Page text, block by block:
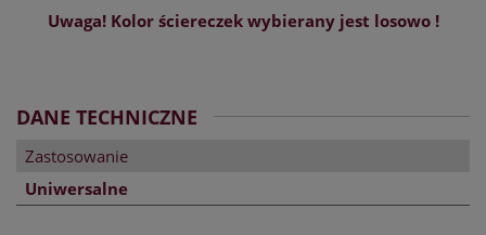
Uwaga! Kolor ściereczek wybierany jest losowo !
DANE TECHNICZNE
Zastosowanie
Uniwersalne